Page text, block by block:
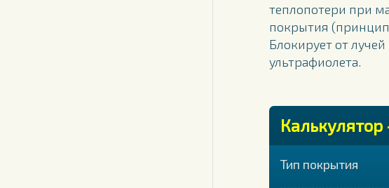
теплопотери при
покрытия
Блокирует от лучей
ультрафиолета.
Тип покрытия